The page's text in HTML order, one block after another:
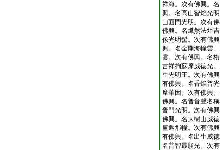
祥海。次有佛興。
興。名高山智焔光
山面門光明。次有
佛興。名熾然法炬
像光明髻。次有佛
興。名金剛海幢雲
雲。次有佛興。名
吉祥拘蘇摩威徳光
生光明王。次有佛
有佛興。名香焔普
摩華因。次有佛興
佛興。名普音聲名
普門光明。次有佛
佛興。名大樹山威
盧遮那幢。次有佛
有佛興。名出生威
名普智最勝光。次